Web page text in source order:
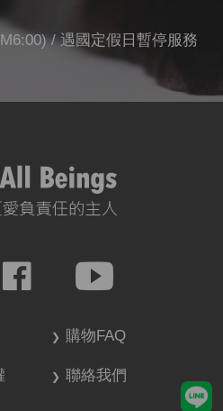
/ 遇國定假日暫停服務
購物FAQ
聯絡我們